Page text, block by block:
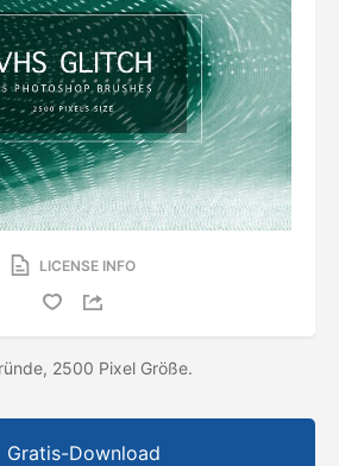
LICENSE INFO
2500 Pixel Größe.
Gratis-Download